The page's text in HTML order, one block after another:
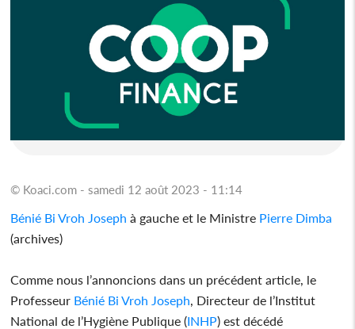
© Koaci.com - samedi 12 août 2023 - 11:14
Bénié Bi Vroh Joseph à gauche et le Ministre Pierre Dimba
(archives)
Comme nous l’annoncions dans un précédent article, le
Professeur Bénié Bi Vroh Joseph , Directeur de l’Institut
National de l’Hygiène Publique (INHP) est décédé